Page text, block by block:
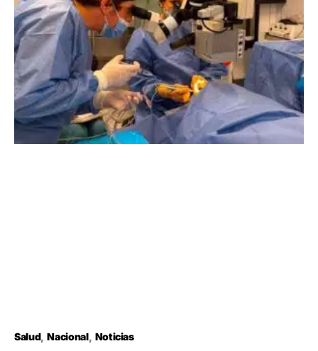
Salud Nacional Noticias